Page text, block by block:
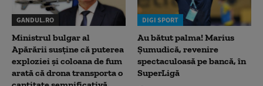
GANDUL.RO
Ministrul bulgar al
Apărării susține că puterea
exploziei și coloana de fum
arată că drona transporta o
DIGI SPORT
Au bătut palma! Marius
Șumudică, revenire
spectaculoasă pe bancă, în
SuperLigă